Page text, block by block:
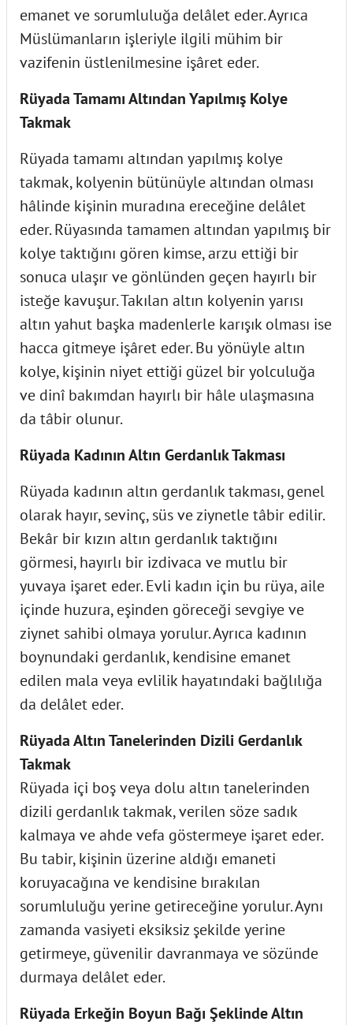
emanet ve sorumluluğa delâlet eder. Ayrıca
Müslümanların işleriyle ilgili mühim bir
vazifenin üstlenilmesine işâret eder.
Rüyada Tamamı Altından Yapılmış Kolye
Takmak
Rüyada tamamı altından yapılmış kolye
takmak, kolyenin bütünüyle altından olması
hâlinde kişinin muradına ereceğine delâlet
eder. Rüyasında tamamen altından yapılmış bir
kolye taktığını gören kimse, arzu ettiği bir
sonuca ulaşır ve gönlünden geçen hayırlı bir
isteğe kavuşur. Takılan altın kolyenin yarısı
altın yahut başka madenlerle karışık olması ise
hacca gitmeye işâret eder. Bu yönüyle altın
kolye, kişinin niyet ettiği güzel bir yolculuğa
ve dinî bakımdan hayırlı bir hâle ulaşmasına
da tâbir olunur.
Rüyada Kadının Altın Gerdanlık Takması
Rüyada kadının altın gerdanlık takması, genel
olarak hayır, sevinç, süs ve ziynetle tâbir edilir.
Bekâr bir kızın altın gerdanlık taktığını
görmesi, hayırlı bir izdivaca ve mutlu bir
yuvaya işaret eder. Evli kadın için bu rüya, aile
içinde huzura, eşinden göreceği sevgiye ve
ziynet sahibi olmaya yorulur. Ayrıca kadının
boynundaki gerdanlık, kendisine emanet
edilen mala veya evlilik hayatındaki bağlılığa
da delâlet eder.
Rüyada Altın Tanelerinden Dizili Gerdanlık
Takmak
Rüyada içi boş veya dolu altın tanelerinden
dizili gerdanlık takmak, verilen söze sadık
kalmaya ve ahde vefa göstermeye işaret eder.
Bu tabir, kişinin üzerine aldığı emaneti
koruyacağına ve kendisine bırakılan
sorumluluğu yerine getireceğine yorulur. Aynı
zamanda vasiyeti eksiksiz şekilde yerine
getirmeye, güvenilir davranmaya ve sözünde
durmaya delâlet eder.
Rüyada Erkeğin Boyun Bağı Şeklinde Altın